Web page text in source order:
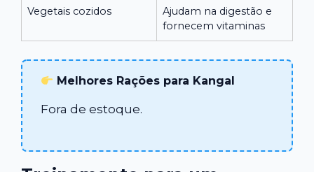
Vegetais cozidos
Ajudam na digestão e
fornecem vitaminas
Melhores Rações para Kangal
Fora de estoque.